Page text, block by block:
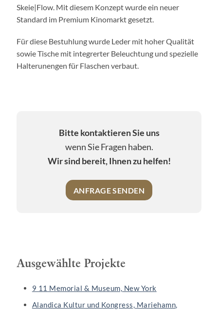
Skeie|Flow. Mit diesem Konzept wurde ein neuer
Standard im Premium Kinomarkt gesetzt.
Für diese Bestuhlung wurde Leder mit hoher Qualität
sowie Tische mit integrerter Beleuchtung und spezielle
Halterunengen für Flaschen verbaut.
Bitte kontaktieren Sie uns
wenn Sie Fragen haben.
Wir sind bereit, Ihnen zu helfen!
ANFRAGE SENDEN
Ausgewählte Projekte
9 11 Memorial & Museum, New York
Alandica Kultur und Kongress, Mariehamn,